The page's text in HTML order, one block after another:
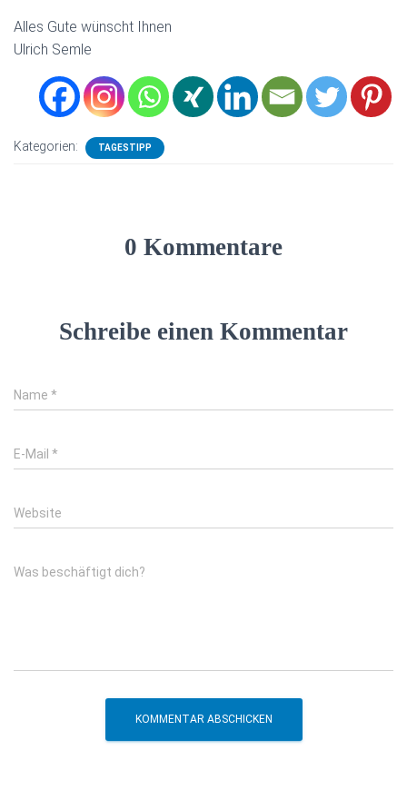
Alles Gute wünscht Ihnen
Ulrich Semle
Kategorien: TAGESTIPP
0 Kommentare
Schreibe einen Kommentar
Name *
E-Mail *
Website
Was beschäftigt dich?